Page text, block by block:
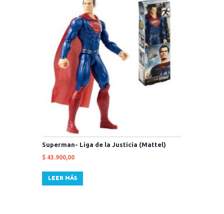
Superman- Liga de la Justicia (Mattel)
$ 43.900,00
LEER MÁS